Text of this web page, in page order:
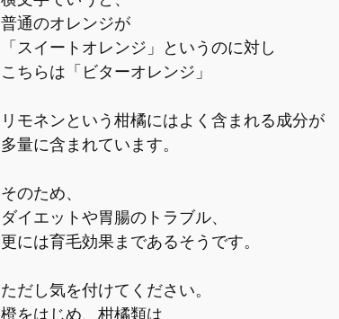
普通のオレンジが
「スイートオレンジ」というのに対し
こちらは「ビターオレンジ」
リモネンという柑橘にはよく含まれる成分が
多量に含まれています。
そのため、
ダイエットや胃腸のトラブル、
更には育毛効果まであるそうです。
ただし気を付けてください。
橙をはじめ、柑橘類は